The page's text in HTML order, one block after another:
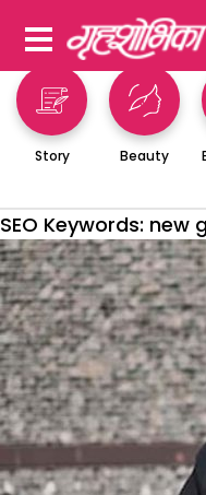
Story Beauty
SEO Keywords: new